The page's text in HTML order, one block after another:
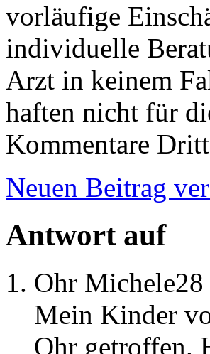
vorläufige
individuelle
Arzt in keinem
haften nicht für
Kommentare
Neuen Beitrag
Antwort auf
Ohr Michele28
Mein Kinder
Ohr getroffen.